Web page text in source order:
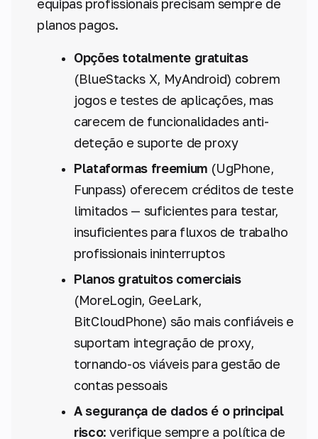
equipas profissionais precisam sempre de
planos pagos.
Opções totalmente gratuitas
(BlueStacks X, MyAndroid) cobrem
jogos e testes de aplicações, mas
carecem de funcionalidades anti-
deteção e suporte de proxy
Plataformas freemium (UgPhone,
Funpass) oferecem créditos de teste
limitados — suficientes para testar,
insuficientes para fluxos de trabalho
profissionais ininterruptos
Planos gratuitos comerciais
(MoreLogin, GeeLark,
BitCloudPhone) são mais confiáveis e
suportam integração de proxy,
tornando-os viáveis para gestão de
contas pessoais
A segurança de dados é o principal
risco: verifique sempre a política de